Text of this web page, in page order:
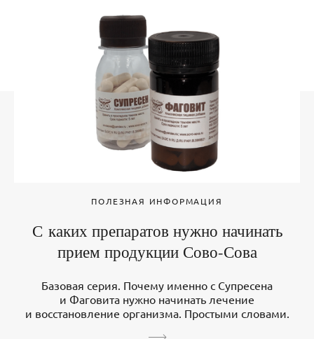
ПОЛЕЗНАЯ ИНФОРМАЦИЯ
С каких препаратов нужно начинать
прием продукции Сово-Сова
Базовая серия. Почему именно с Супресена
и Фаговита нужно начинать лечение
и восстановление организма. Простыми словами.